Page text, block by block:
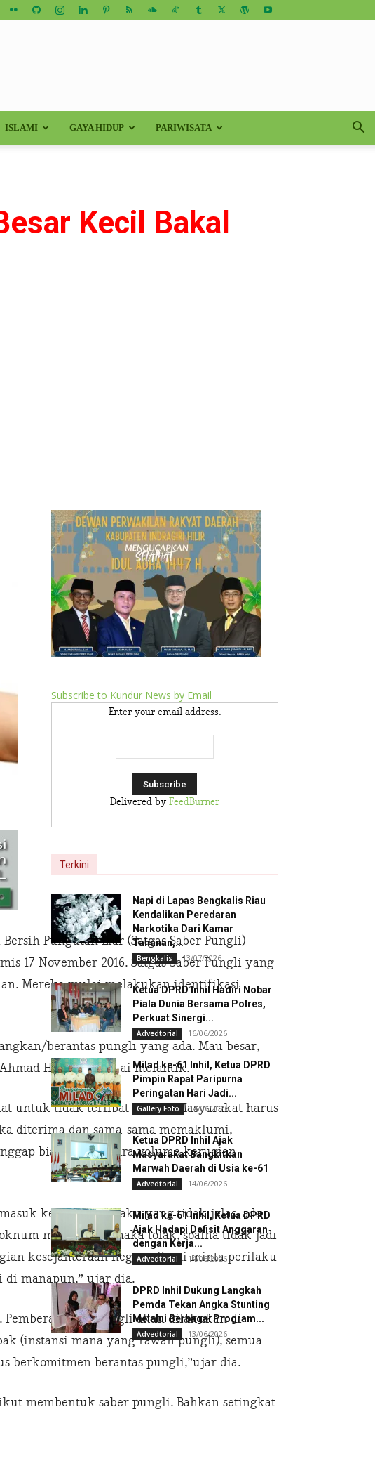
ISLAMI GAYA HIDUP PARIWISATA
Kecil Bakal
Pungutan Liar (Satgas Saber Pungli)
17 November 2016. ‎Satgas Saber Pungli yang
Mereka mulai melakukan identifikasi
berantas pungli yang ada. Mau besar,
Heryawan, usai melantik.
untuk tidak terlibat pungli. Masyarakat harus
diterima dan sama-sama memaklumi,
biasa. Sementara volume kerugian
ke pelaku-pelaku yang tidak jelas, ada
minta lebih maka tolak, soalna tidak jadi
kesejahteraan negara. Kami minta perilaku
manapun,” ujar dia.
pungli akan dilakukan di
(instansi mana yang rawan pungli), semua
berkomitmen berantas pungli,”ujar dia.
membentuk saber pungli. Bahkan setingkat
Subscribe to Kundur News by Email
Enter your email address:
Delivered by FeedBurner
Terkini
Napi di Lapas Bengkalis Riau
Kendalikan Peredaran
Narkotika Dari Kamar
Tahanan,...
Bengkalis 13/07/2026
Ketua DPRD Inhil Hadiri Nobar
Piala Dunia Bersama Polres,
Perkuat Sinergi...
Advedtorial 16/06/2026
Milad ke-61 Inhil, Ketua DPRD
Pimpin Rapat Paripurna
Peringatan Hari Jadi...
Gallery Foto 14/06/2026
Ketua DPRD Inhil Ajak
Masyarakat Bangkitkan
Marwah Daerah di Usia ke-61
Advedtorial 14/06/2026
Milad ke-61 Inhil, Ketua DPRD
Ajak Hadapi Defisit Anggaran
dengan Kerja...
Advedtorial 14/06/2026
DPRD Inhil Dukung Langkah
Pemda Tekan Angka Stunting
Melalui Berbagai Program...
Advedtorial 13/06/2026